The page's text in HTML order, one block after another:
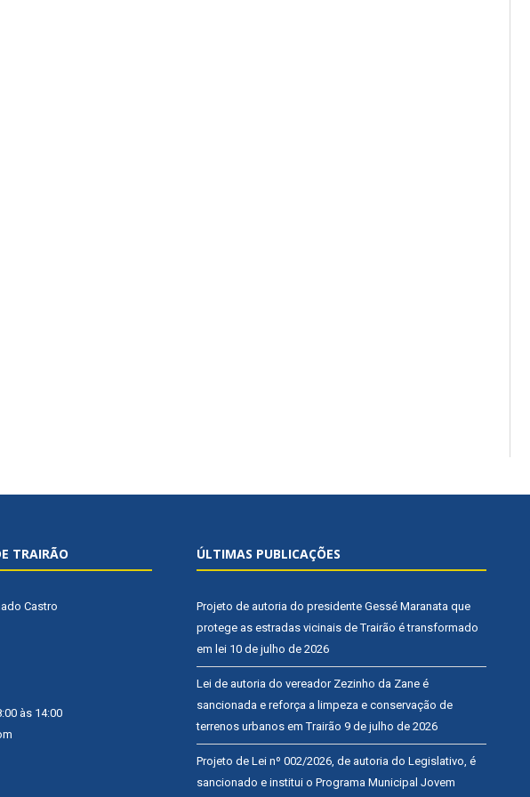
TRAIRÃO
Castro
às 14:00
ÚLTIMAS PUBLICAÇÕES
Projeto de autoria do presidente Gessé Maranata que
protege as estradas vicinais de Trairão é transformado
em lei 10 de julho de 2026
Lei de autoria do vereador Zezinho da Zane é
sancionada e reforça a limpeza e conservação de
terrenos urbanos em Trairão 9 de julho de 2026
Projeto de Lei nº 002/2026, de autoria do Legislativo, é
sancionado e institui o Programa Municipal Jovem